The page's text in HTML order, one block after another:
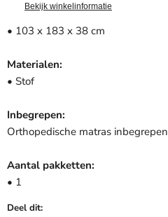
Bekijk winkelinformatie
• 103 x 183 x 38 cm
Materialen:
• Stof
Inbegrepen:
Orthopedische matras inbegrepen
Aantal pakketten:
• 1
Deel dit: